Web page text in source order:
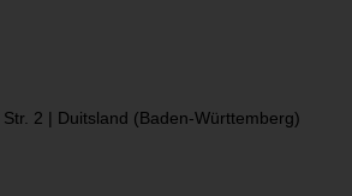
2 | Duitsland (Baden-Württemberg)